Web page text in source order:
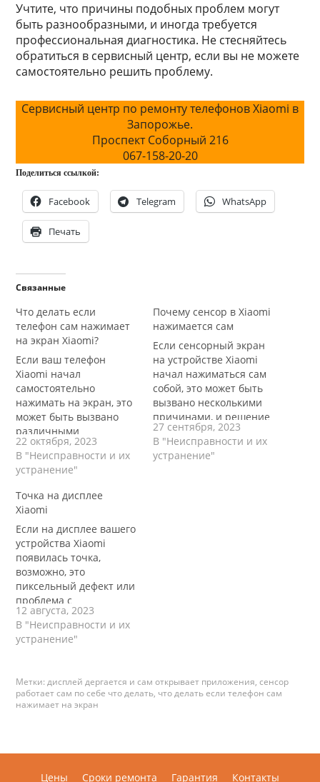
Учтите, что причины подобных проблем могут
быть разнообразными, и иногда требуется
профессиональная диагностика. Не стесняйтесь
обратиться в сервисный центр, если вы не можете
самостоятельно решить проблему.
Сервисный центр по ремонту телефонов Xiaomi в
Запорожье.
Проспект Соборный 216
067-158-20-20
Поделиться ссылкой:
Facebook Telegram WhatsApp
Печать
Связанные
Что делать если
телефон сам нажимает
на экран Xiaomi?
Если ваш телефон
Xiaomi начал
самостоятельно
нажимать на экран, это
может быть вызвано
различными
причинами, и вам
потребуется выполнить
несколько шагов, чтобы
проблему. Вот
некоторые действия,
которые вы можете
предпринять:
Перезапустите
устройство: Простая
перезагрузка может
помочь устранить
временные сбои
программного
обеспечения. Просто
22 октября, 2023
В "Неисправности и их
устранение"
Почему сенсор в Xiaomi
нажимается сам
Если сенсорный экран
на устройстве Xiaomi
начал нажиматься сам
собой, это может быть
вызвано несколькими
причинами, и решение
зависит от источника
проблемы. Вот
некоторые возможные
27 сентября, 2023
В "Неисправности и их
устранение"
Точка на дисплее
Xiaomi
Если на дисплее вашего
устройства Xiaomi
появилась точка,
возможно, это
пиксельный дефект или
проблема с
отображением.
Попробуйте выполнить
следующие шаги:
небольшие глюки могут
быть устранены
простой перезагрузкой.
нет ли доступных
обновлений для вашей
12 августа, 2023
В "Неисправности и их
устранение"
Метки:дисплей дергается и сам открывает приложения,сенсор
работает сам по себе что делать, что делать если телефон сам
нажимает на экран
Цены Сроки ремонта Гарантия Контакты